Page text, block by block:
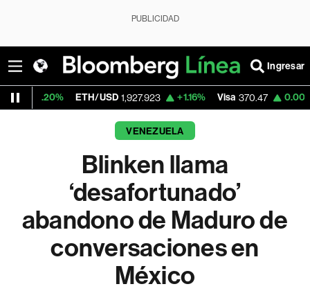
PUBLICIDAD
Ingresar
ETH/USD 1,927.923 +1.16% Visa 370.47 0.00%
VENEZUELA
Blinken llama
‘desafortunado’
abandono de Maduro de
conversaciones en
México